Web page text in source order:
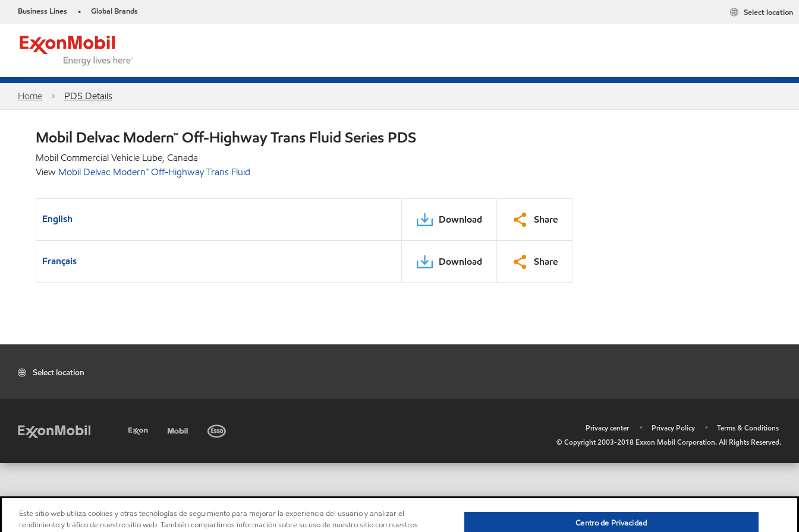
Business Lines • Global Brands Select location
Home PDS Details
Mobil Delvac Modern™ Off-Highway Trans Fluid Series PDS
Mobil Commercial Vehicle Lube, Canada
View Mobil Delvac Modern™ Off-Highway Trans Fluid
English Download Share
Français Download Share
Select location
Privacy center • Privacy Policy •
Terms & Conditions
© Copyright 2003-2018 Exxon Mobil Corporation. All Rights Reserved.
Este sitio web utiliza cookies y otras tecnologías de seguimiento para mejorar la experiencia del usuario y analizar el
rendimiento y tráfico de nuestro sitio web. También compartimos información sobre su uso de nuestro sitio con nuestros
Centro de Privacidad